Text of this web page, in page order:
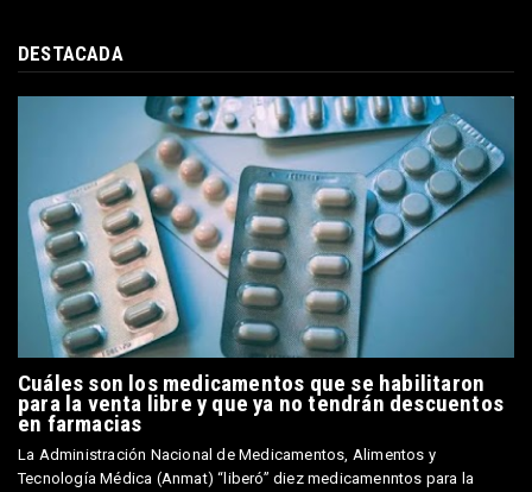
DESTACADA
Cuáles son los medicamentos que se habilitaron
para la venta libre y que ya no tendrán descuentos
en farmacias
La Administración Nacional de Medicamentos, Alimentos y
Tecnología Médica (Anmat) “liberó” diez medicamenntos para la